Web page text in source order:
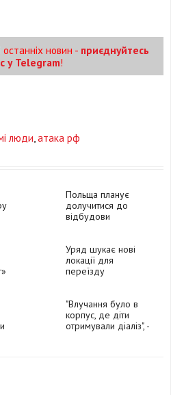
новин - приєднуйтесь
у Telegram!
люди,атака рф
Польща планує
долучитися до
відбудови
Уряд шукає нові
локації для
переїзду
«Охматдиту», -
Денис Шмигаль
"Влучання було в
корпус, де діти
отримували діаліз", -